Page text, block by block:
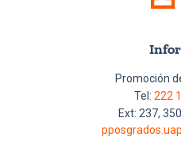
Promoción
Tel: 222
Ext: 237,